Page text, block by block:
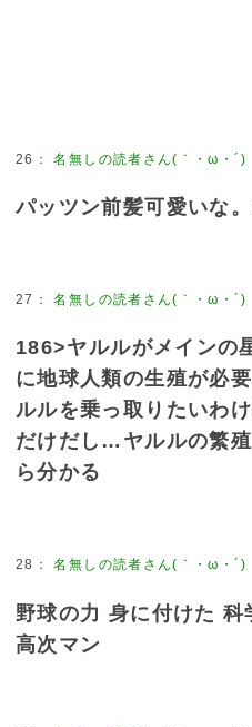
26 ：名無しの読者さん(｀・ω・´)
パッツン前髪可愛いな
27 ：名無しの読者さん(｀・ω・´)
186>ヤルルがメインの
に地球人類の生殖が必
ルルを乗っ取りたいわ
だけだし…ヤルルの繁
ら分かる
28 ：名無しの読者さん(｀・ω・´)
野球の力 身に付けた
高次マン